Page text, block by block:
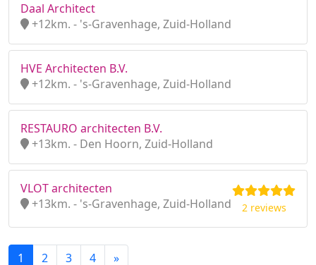
Daal Architect
+12km. - 's-Gravenhage, Zuid-Holland
HVE Architecten B.V.
+12km. - 's-Gravenhage, Zuid-Holland
RESTAURO architecten B.V.
+13km. - Den Hoorn, Zuid-Holland
VLOT architecten
+13km. - 's-Gravenhage, Zuid-Holland
2 reviews
1 2 3 4 »